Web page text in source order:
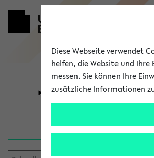
Universität
Diese Webseite verwendet
helfen, die Website und
messen. Sie können Ihre
zusätzliche Informationen